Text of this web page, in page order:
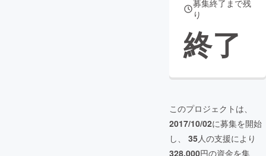
募集終了まで残
り
終了
このプロジェクトは、
2017/10/02に募集を開始
し、 35人の支援により
328,000円の資金を集